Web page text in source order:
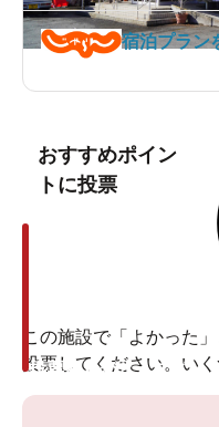
宿泊プラン
おすすめポイン
トに投票
この施設で「よかった
投票してください。い
投票ありがとうございま